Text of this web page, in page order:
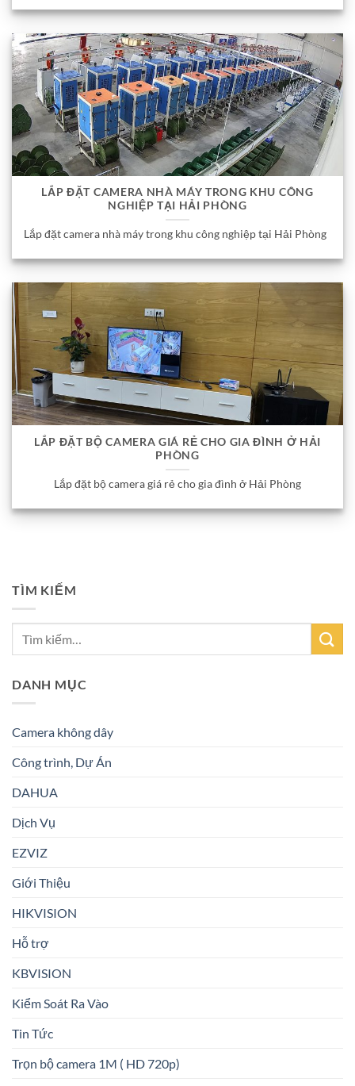
LẮP ĐẶT CAMERA NHÀ MÁY TRONG KHU CÔNG
NGHIỆP TẠI HẢI PHÒNG
Lắp đặt camera nhà máy trong khu công nghiệp tại Hải Phòng
LẮP ĐẶT BỘ CAMERA GIÁ RẺ CHO GIA ĐÌNH Ở HẢI
PHÒNG
Lắp đặt bộ camera giá rẻ cho gia đình ở Hải Phòng
TÌM KIẾM
DANH MỤC
Camera không dây
Công trình, Dự Án
DAHUA
Dịch Vụ
EZVIZ
Giới Thiệu
HIKVISION
Hỗ trợ
KBVISION
Kiểm Soát Ra Vào
Tin Tức
Trọn bộ camera 1M ( HD 720p)